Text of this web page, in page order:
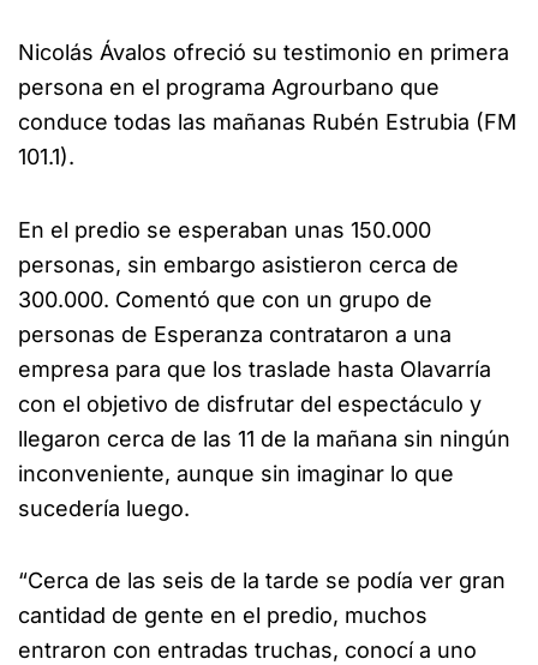
Nicolás Ávalos ofreció su testimonio en primera
persona en el programa Agrourbano que
conduce todas las mañanas Rubén Estrubia (FM
101.1).
En el predio se esperaban unas 150.000
personas, sin embargo asistieron cerca de
300.000. Comentó que con un grupo de
personas de Esperanza contrataron a una
empresa para que los traslade hasta Olavarría
con el objetivo de disfrutar del espectáculo y
llegaron cerca de las 11 de la mañana sin ningún
inconveniente, aunque sin imaginar lo que
sucedería luego.
“Cerca de las seis de la tarde se podía ver gran
cantidad de gente en el predio, muchos
entraron con entradas truchas, conocí a uno